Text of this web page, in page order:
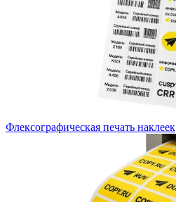
Флексографическая печать наклеек